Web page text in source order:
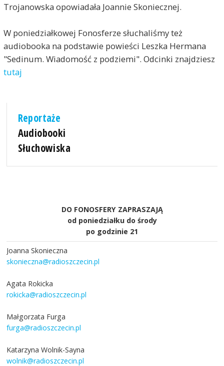
Trojanowska opowiadała Joannie Skoniecznej.
W poniedziałkowej Fonosferze słuchaliśmy też
audiobooka na podstawie powieści Leszka Hermana
"Sedinum. Wiadomość z podziemi". Odcinki znajdziesz
tutaj
Reportaże
Audiobooki
Słuchowiska
DO FONOSFERY ZAPRASZAJĄ
od poniedziałku do środy
po godzinie 21
Joanna Skonieczna
skonieczna@radioszczecin.pl
Agata Rokicka
rokicka@radioszczecin.pl
Małgorzata Furga
furga@radioszczecin.pl
Katarzyna Wolnik-Sayna
wolnik@radioszczecin.pl